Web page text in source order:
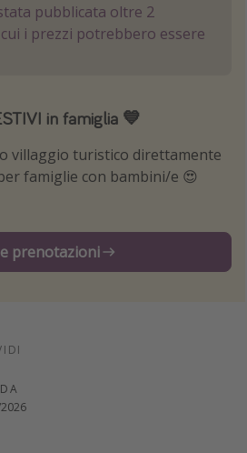
pubblicata oltre 2
i prezzi potrebbero essere
in famiglia 💙
villaggio turistico direttamente
famiglie con bambini/e 😍
prenotazioni